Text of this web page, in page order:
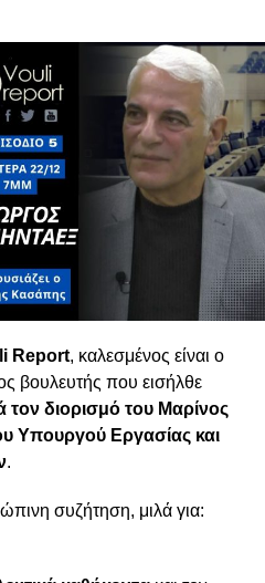
& Πολιτικό Σκηνικό
υπερκέρδη
στα νοικοκυριά. Παράλληλα,
πολιτικό σκηνικό λίγο
την είσοδο νέων κομμάτων
— θα διαμορφώσουν
χάρτη.
6μμ
Report, καλεσμένος είναι ο
βουλευτής που εισήλθε
τον διορισμό του Μαρίνος
Υπουργού Εργασίας και
.
συζήτηση, μιλά για: